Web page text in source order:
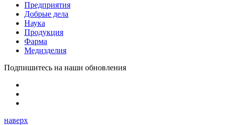
Предприятия
Добрые дела
Наука
Продукция
Фарма
Медизделия
Подпишитесь на наши обновления
наверх